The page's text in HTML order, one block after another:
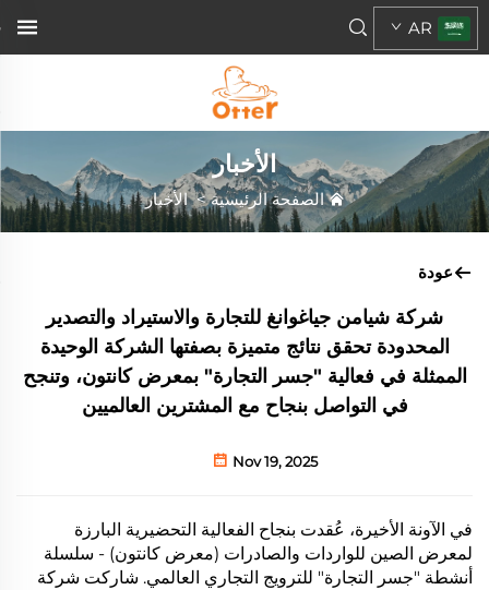
AR
الأخبار
الصفحة الرئيسية>الأخبار
عودة
شركة شيامن جياغوانغ للتجارة والاستيراد والتصدير
المحدودة تحقق نتائج متميزة بصفتها الشركة الوحيدة
الممثلة في فعالية "جسر التجارة" بمعرض كانتون، وتنجح
في التواصل بنجاح مع المشترين العالميين
Nov 19, 2025
في الآونة الأخيرة، عُقدت بنجاح الفعالية التحضيرية البارزة
لمعرض الصين للواردات والصادرات (معرض كانتون) - سلسلة
أنشطة "جسر التجارة" للترويج التجاري العالمي. شاركت شركة